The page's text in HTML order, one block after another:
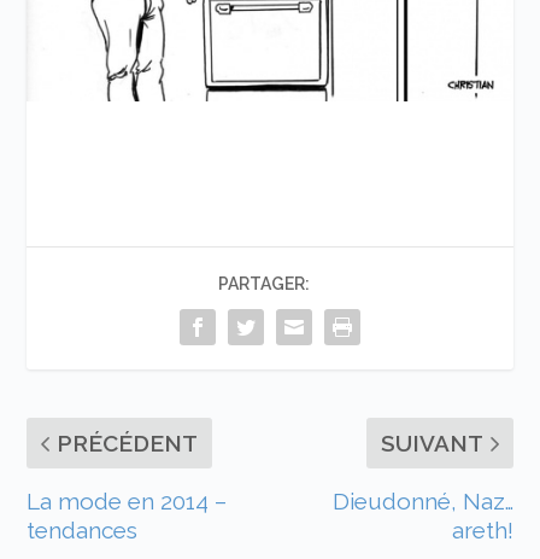
PARTAGER:
PRÉCÉDENT
La mode en 2014 –
tendances
SUIVANT
Dieudonné, Naz…
areth!